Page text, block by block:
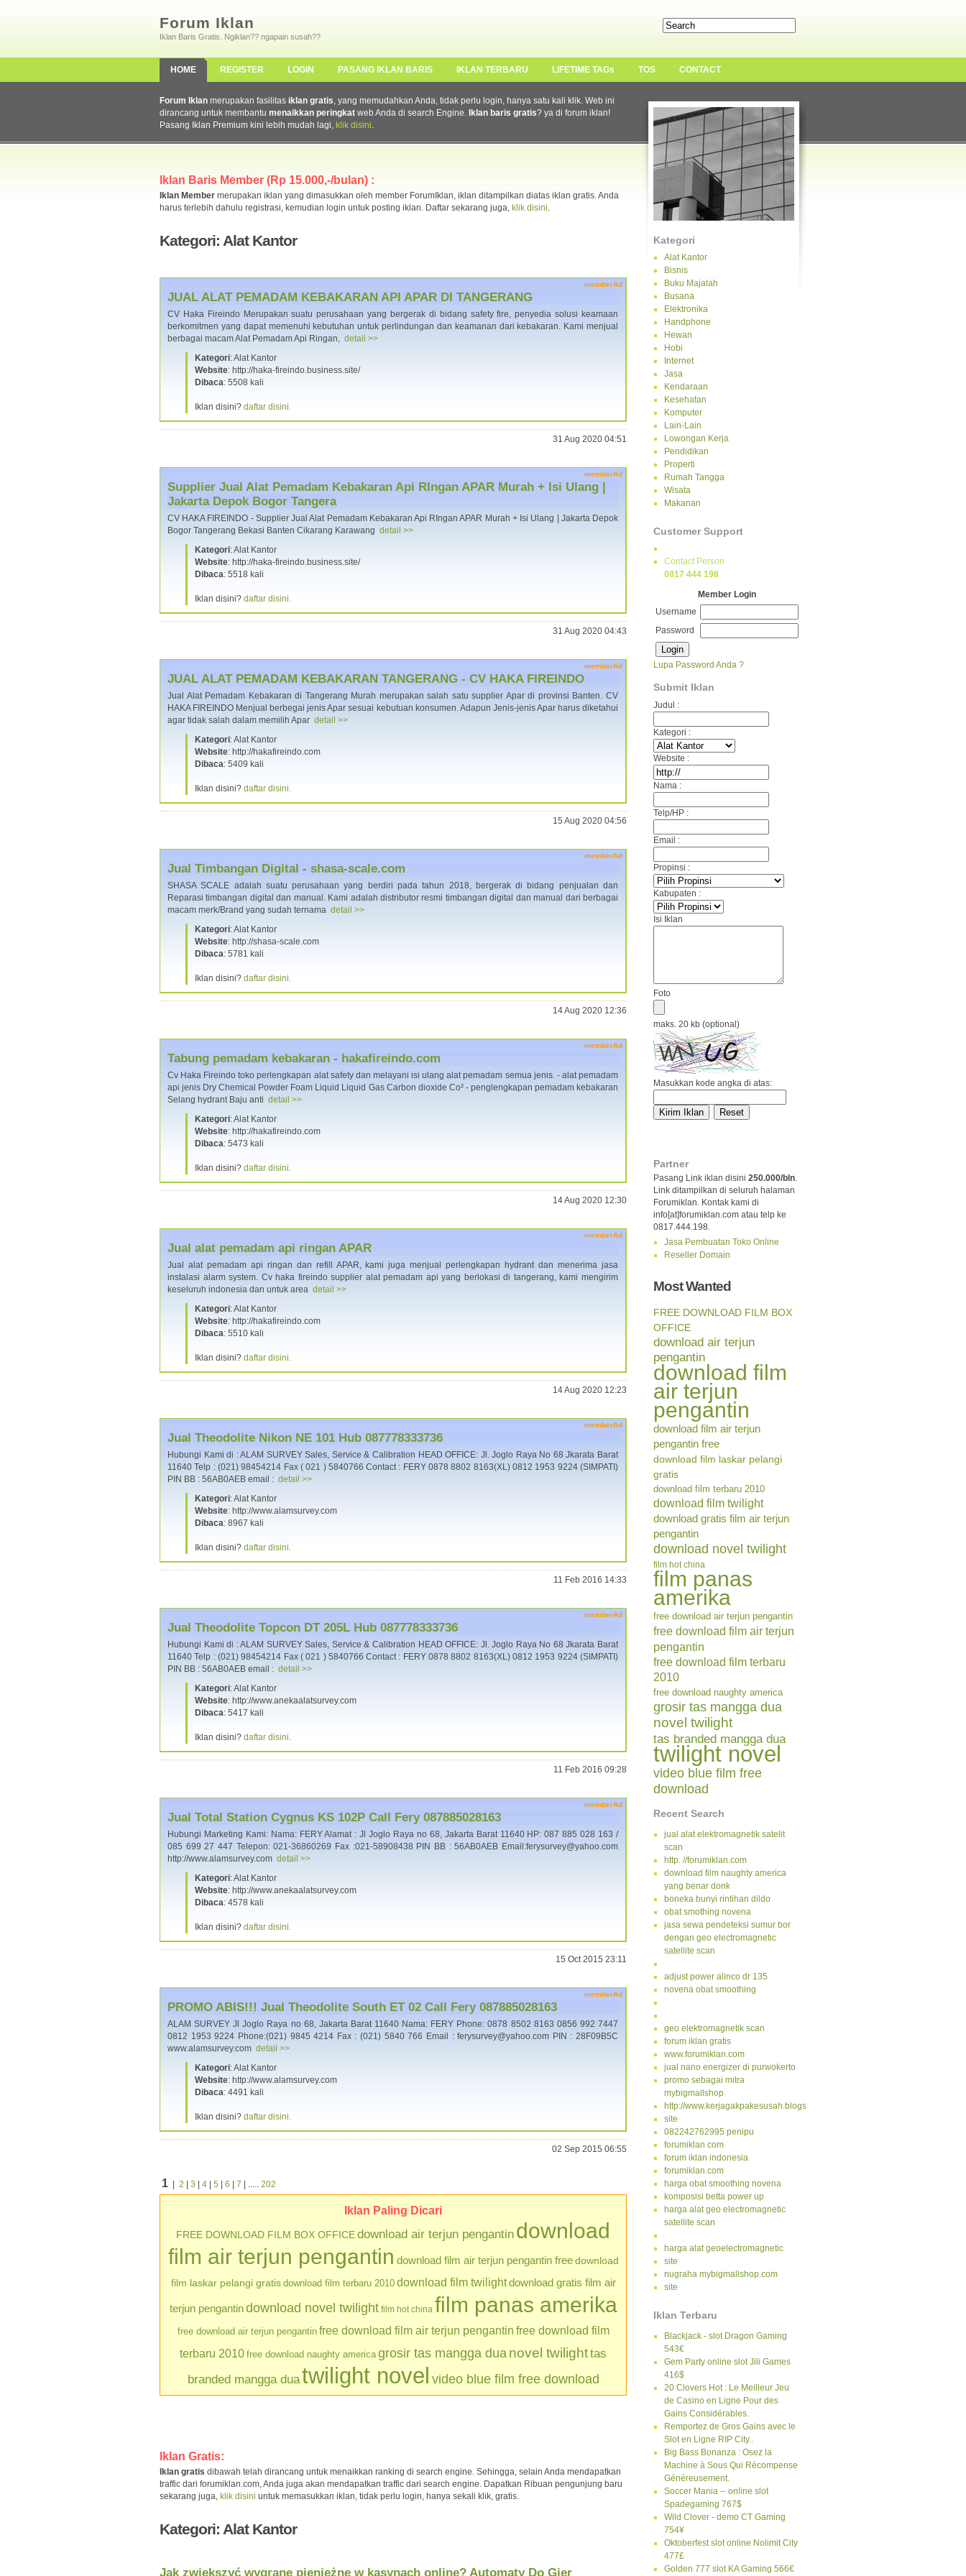
Forum Iklan
Iklan Baris Gratis. Ngiklan?? ngapain susah??
HOME REGISTER LOGIN PASANG IKLAN BARIS IKLAN TERBARU LIFETIME TAGs TOS CONTACT
Kategori
Alat Kantor
Bisnis
Buku Majalah
Busana
Elektronika
Handphone
Hewan
Hobi
Internet
Jasa
Kendaraan
Kesehatan
Komputer
Lain-Lain
Lowongan Kerja
Pendidikan
Properti
Rumah Tangga
Wisata
Makanan
Customer Support
Contact Person
0817 444 198
Member Login
Username
Password
Lupa Password Anda ?
Submit Iklan
Judul :
Kategori :
Website :
Nama :
Telp/HP :
Email :
Propinsi :
Kabupaten :
Isi Iklan
Foto
maks. 20 kb (optional)
Masukkan kode angka di atas:
Partner
Pasang Link iklan disini 250.000/bln.
Link ditampilkan di seluruh halaman
Forumiklan. Kontak kami di
info[at]forumiklan.com atau telp ke
0817.444.198.
Jasa Pembuatan Toko Online
Reseller Domain
Most Wanted
FREE DOWNLOAD FILM BOX
OFFICE
download air terjun
pengantin
download film
air terjun
pengantin
download film air terjun
pengantin free
download film laskar pelangi
gratis
download film terbaru 2010
download film twilight
download gratis film air terjun
pengantin
download novel twilight
film hot china
film panas
amerika
free download air terjun pengantin
free download film air terjun
pengantin
free download film terbaru
2010
free download naughty america
grosir tas mangga dua
novel twilight
tas branded mangga dua
twilight novel
video blue film free
download
Recent Search
jual alat elektromagnetik satelit
scan
http. //forumiklan.com
download film naughty america
yang benar donk
boneka bunyi rintihan dildo
obat smothing novena
jasa sewa pendeteksi sumur bor
dengan geo electromagnetic
satellite scan
adjust power alinco dr 135
novena obat smoothing
geo elektromagnetik scan
forum iklan gratis
www.forumiklan.com
jual nano energizer di purwokerto
promo sebagai mitra
mybigmallshop
http://www.kerjagakpakesusah.blogspot.com/
site
082242762995 penipu
forumiklan com
forum iklan indonesia
forumiklan.com
harga obat smoothing novena
komposisi betta power up
harga alat geo electromagnetic
satellite scan
harga alat geoelectromagnetic
site
nugraha mybigmallshop.com
site
Iklan Terbaru
Blackjack - slot Dragon Gaming
543€
Gem Party online slot Jili Games
416$
20 Clovers Hot : Le Meilleur Jeu
de Casino en Ligne Pour des
Gains Considérables.
Remportez de Gros Gains avec le
Slot en Ligne RIP City..
Big Bass Bonanza : Osez la
Machine à Sous Qui Récompense
Généreusement.
Soccer Mania -- online slot
Spadegaming 767$
Wild Clover - demo CT Gaming
754¥
Oktoberfest slot online Nolimit City
477£
Golden 777 slot KA Gaming 566€
Forum Iklan merupakan fasilitas iklan gratis, yang memudahkan Anda, tidak perlu login, hanya satu kali klik. Web ini
dirancang untuk membantu menaikkan peringkat web Anda di search Engine. Iklan baris gratis? ya di forum iklan!
Pasang Iklan Premium kini lebih mudah lagi, klik disini.
Iklan Baris Member (Rp 15.000,-/bulan) :
Iklan Member merupakan iklan yang dimasukkan oleh member ForumIklan, iklan ditampilkan diatas iklan gratis. Anda
harus terlebih dahulu registrasi, kemudian login untuk posting iklan. Daftar sekarang juga, klik disini.
Kategori: Alat Kantor
memberAd
JUAL ALAT PEMADAM KEBAKARAN API APAR DI TANGERANG
CV Haka Fireindo Merupakan suatu perusahaan yang bergerak di bidang safety fire, penyedia solusi keamaan
berkomitmen yang dapat memenuhi kebutuhan untuk perlindungan dan keamanan dari kebakaran. Kami menjual
berbagai macam Alat Pemadam Api Ringan, detail >>
Kategori: Alat Kantor
Website: http://haka-fireindo.business.site/
Dibaca: 5508 kali
Iklan disini? daftar disini.
31 Aug 2020 04:51
memberAd
Supplier Jual Alat Pemadam Kebakaran Api RIngan APAR Murah + Isi Ulang |
Jakarta Depok Bogor Tangera
CV HAKA FIREINDO - Supplier Jual Alat Pemadam Kebakaran Api RIngan APAR Murah + Isi Ulang | Jakarta Depok
Bogor Tangerang Bekasi Banten Cikarang Karawang detail >>
Kategori: Alat Kantor
Website: http://haka-fireindo.business.site/
Dibaca: 5518 kali
Iklan disini? daftar disini.
31 Aug 2020 04:43
memberAd
JUAL ALAT PEMADAM KEBAKARAN TANGERANG - CV HAKA FIREINDO
Jual Alat Pemadam Kebakaran di Tangerang Murah merupakan salah satu supplier Apar di provinsi Banten. CV
HAKA FIREINDO Menjual berbegai jenis Apar sesuai kebutuan konsumen. Adapun Jenis-jenis Apar harus diketahui
agar tidak salah dalam memilih Apar detail >>
Kategori: Alat Kantor
Website: http://hakafireindo.com
Dibaca: 5409 kali
Iklan disini? daftar disini.
15 Aug 2020 04:56
memberAd
Jual Timbangan Digital - shasa-scale.com
SHASA SCALE adalah suatu perusahaan yang berdiri pada tahun 2018, bergerak di bidang penjualan dan
Reparasi timbangan digital dan manual. Kami adalah distributor resmi timbangan digital dan manual dari berbagai
macam merk/Brand yang sudah ternama detail >>
Kategori: Alat Kantor
Website: http://shasa-scale.com
Dibaca: 5781 kali
Iklan disini? daftar disini.
14 Aug 2020 12:36
memberAd
Tabung pemadam kebakaran - hakafireindo.com
Cv Haka Fireindo toko perlengkapan alat safety dan melayani isi ulang alat pemadam semua jenis. - alat pemadam
api jenis Dry Chemical Powder Foam Liquid Liquid Gas Carbon dioxide Co² - penglengkapan pemadam kebakaran
Selang hydrant Baju anti detail >>
Kategori: Alat Kantor
Website: http://hakafireindo.com
Dibaca: 5473 kali
Iklan disini? daftar disini.
14 Aug 2020 12:30
memberAd
Jual alat pemadam api ringan APAR
Jual alat pemadam api ringan dan refill APAR, kami juga menjual perlengkapan hydrant dan menerima jasa
instalasi alarm system. Cv haka fireindo supplier alat pemadam api yang berlokasi di tangerang, kami mengirim
keseluruh indonesia dan untuk area detail >>
Kategori: Alat Kantor
Website: http://hakafireindo.com
Dibaca: 5510 kali
Iklan disini? daftar disini.
14 Aug 2020 12:23
memberAd
Jual Theodolite Nikon NE 101 Hub 087778333736
Hubungi Kami di : ALAM SURVEY Sales, Service & Calibration HEAD OFFICE: Jl. Joglo Raya No 68 Jkarata Barat
11640 Telp : (021) 98454214 Fax ( 021 ) 5840766 Contact : FERY 0878 8802 8163(XL) 0812 1953 9224 (SIMPATI)
PIN BB : 56AB0AEB email : detail >>
Kategori: Alat Kantor
Website: http://www.alamsurvey.com
Dibaca: 8967 kali
Iklan disini? daftar disini.
11 Feb 2016 14:33
memberAd
Jual Theodolite Topcon DT 205L Hub 087778333736
Hubungi Kami di : ALAM SURVEY Sales, Service & Calibration HEAD OFFICE: Jl. Joglo Raya No 68 Jkarata Barat
11640 Telp : (021) 98454214 Fax ( 021 ) 5840766 Contact : FERY 0878 8802 8163(XL) 0812 1953 9224 (SIMPATI)
PIN BB : 56AB0AEB email : detail >>
Kategori: Alat Kantor
Website: http://www.anekaalatsurvey.com
Dibaca: 5417 kali
Iklan disini? daftar disini.
11 Feb 2016 09:28
memberAd
Jual Total Station Cygnus KS 102P Call Fery 087885028163
Hubungi Marketing Kami: Nama: FERY Alamat : Jl Joglo Raya no 68, Jakarta Barat 11640 HP: 087 885 028 163 /
085 699 27 447 Telepon: 021-36860269 Fax :021-58908438 PIN BB : 56AB0AEB Email:ferysurvey@yahoo.com
http://www.alamsurvey.com detail >>
Kategori: Alat Kantor
Website: http://www.anekaalatsurvey.com
Dibaca: 4578 kali
Iklan disini? daftar disini.
15 Oct 2015 23:11
memberAd
PROMO ABIS!!! Jual Theodolite South ET 02 Call Fery 087885028163
ALAM SURVEY Jl Joglo Raya no 68, Jakarta Barat 11640 Nama: FERY Phone: 0878 8502 8163 0856 992 7447
0812 1953 9224 Phone:(021) 9845 4214 Fax : (021) 5840 766 Email : ferysurvey@yahoo.com PIN : 28F09B5C
www.alamsurvey.com detail >>
Kategori: Alat Kantor
Website: http://www.alamsurvey.com
Dibaca: 4491 kali
Iklan disini? daftar disini.
02 Sep 2015 06:55
1 2 3 4 5 6 7 | ..... 202
Iklan Paling Dicari
FREE DOWNLOAD FILM BOX OFFICEdownload air terjun pengantin download
film air terjun pengantin download film air terjun pengantin free download
film laskar pelangi gratis download film terbaru 2010 download film twilight download gratis film air
terjun pengantin download novel twilight film hot china film panas amerika
free download air terjun pengantin free download film air terjun pengantin free download film
terbaru 2010 free download naughty america grosir tas mangga dua novel twilighttas
branded mangga duatwilight novel video blue film free download
Iklan Gratis:
Iklan gratis dibawah telah dirancang untuk menaikkan ranking di search engine. Sehingga, selain Anda mendapatkan
traffic dari forumiklan.com, Anda juga akan mendapatkan traffic dari search engine. Dapatkan Ribuan pengunjung baru
sekarang juga, klik disini untuk memasukkan iklan, tidak perlu login, hanya sekali klik, gratis.
Kategori: Alat Kantor
Jak zwiększyć wygrane pieniężne w kasynach online? Automaty Do Gier